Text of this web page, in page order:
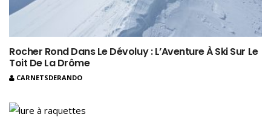
Rocher Rond Dans Le Dévoluy : L’Aventure À Ski Sur Le
Toit De La Drôme
CARNETSDERANDO